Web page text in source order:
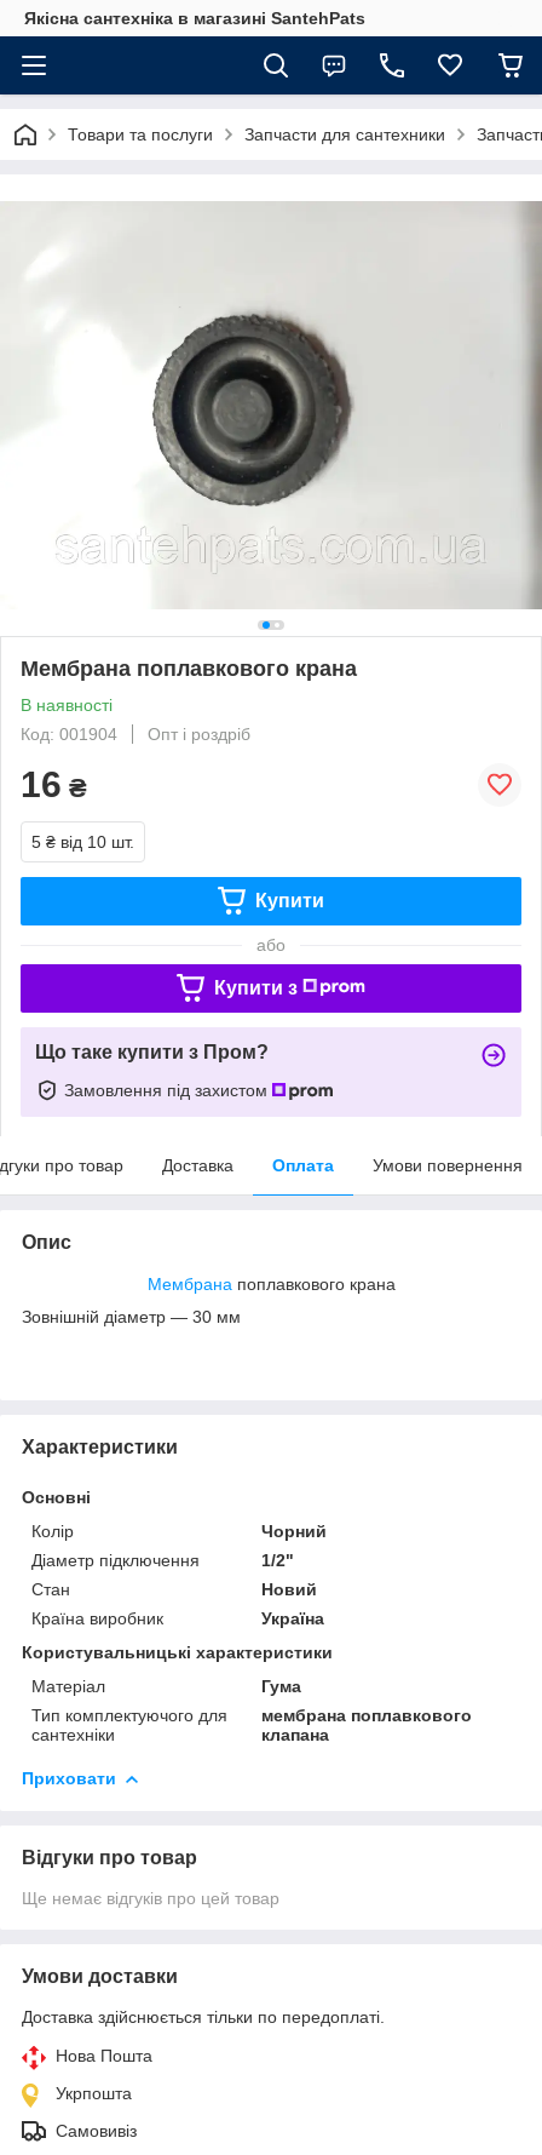
Якісна сантехніка в магазині SantehPats
Товари та послуги Запчасти для сантехники
Мембрана поплавкового крана
В наявності
Код: 001904
Опт і роздріб
16 ₴
5 ₴ від 10 шт.
Купити
або
Купити з
Що таке купити з Пром?
Замовлення під захистом
про товар Доставка Оплата Умови повернення
Опис
Мембрана поплавкового крана
Зовнішній діаметр — 30 мм
Характеристики
Основні
Колір
Чорний
Діаметр підключення
1/2"
Стан
Новий
Країна виробник
Україна
Користувальницькі характеристики
Матеріал
Гума
Тип комплектуючого для
сантехніки
мембрана поплавкового
клапана
Приховати
Відгуки про товар
Ще немає відгуків про цей товар
Умови доставки
Доставка здійснюється тільки по передоплаті.
Нова Пошта
Укрпошта
Самовивіз